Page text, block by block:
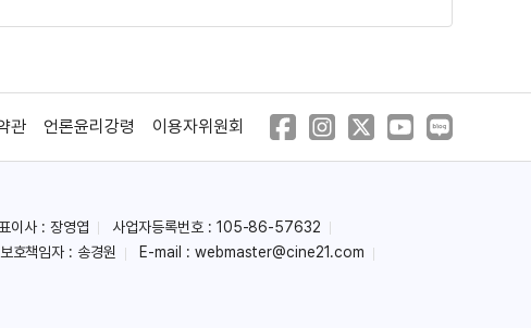
관 언론윤리강령 이용자위원회
이사 : 장영엽
사업자등록번호 : 105-86-57632
호책임자 : 송경원 E-mail : webmaster@cine21.com